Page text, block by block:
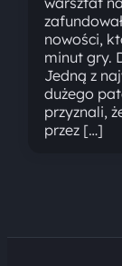
nowości,
minut gry.
Jedną z
dużego
przyznali,
przez […]